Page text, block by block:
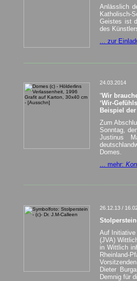
Anlässlich
Katholisch-
Geistes ist
des
... zur
24.03.2014
“Wir
‘Wir-
Beispiel
Zum
Sonntag,
Justinus
Domes.
... mehr:
26.12.13 /
Auf Initiative
(JVA)
in Wittlich
Rheinland-
Dieter
Demnig für